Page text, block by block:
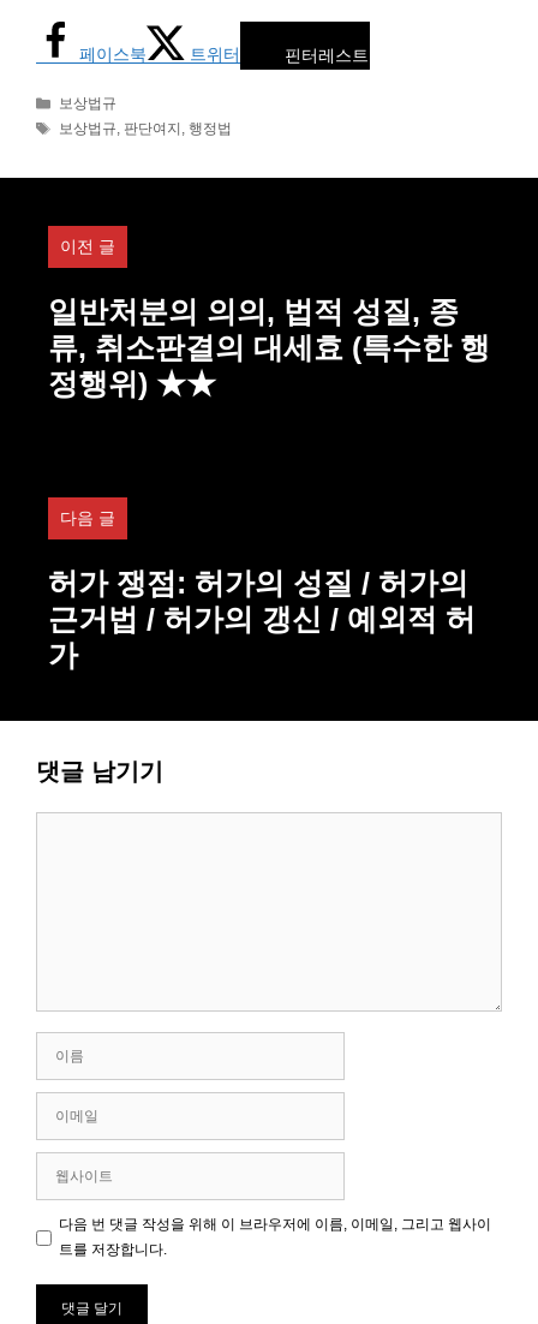
페이스북 트위터 핀터레스트
카
테
보상법규
태
보상법규, 판단여지 ,행정법
이전 글
일반처분의 의의, 법적 성질, 종
류, 취소판결의 대세효 (특수한 행
정행위) ★★
다음 글
허가 쟁점: 허가의 성질 / 허가의
근거법 / 허가의 갱신 / 예외적 허
가
댓글 남기기
일
트
다음 번 댓글 작성을 위해 이 브라우저에 이름, 이메일, 그리고 웹사이
트를 저장합니다.